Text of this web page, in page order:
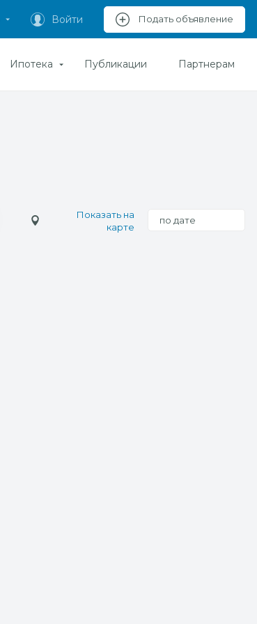
Войти Подать объявление
Ипотека Публикации Партнерам
Показать на
карте
по дате